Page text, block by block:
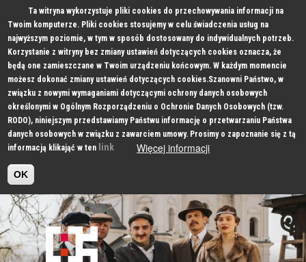
Ta witryna wykorzystuje pliki cookies do przechowywania informacji na
Twoim komputerze. Pliki cookies stosujemy w celu świadczenia usług na
najwyższym poziomie, w tym w sposób dostosowany do indywidualnych potrzeb.
Korzystanie z witryny bez zmiany ustawień dotyczących cookies oznacza, że
będą one zamieszczane w Twoim urządzeniu końcowym. W każdym momencie
możesz dokonać zmiany ustawień dotyczących cookies.Szanowni Państwo, w
związku z nowymi wymaganiami dotyczącymi ochrony danych osobowych
określonymi w Ogólnym Rozporządzeniu o Ochronie Danych Osobowych (tzw.
RODO), niniejszym przedstawiamy Państwu informację o przetwarzaniu Państwa
danych osobowych w związku z zawarciem umowy. Prosimy o zapoznanie się z tą
informacją klikająć w ten link Więcej informacji
OK